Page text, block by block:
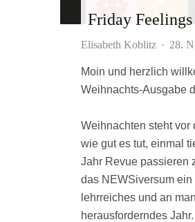
Friday
Elisabeth Koblitz · 28.
Moin und herzlich
Weihnachts-Ausgabe
Weihnachten steht vor
wie gut es tut, einmal
Jahr Revue passieren
das NEWSiversum ein
lehrreiches und an
herausforderndes